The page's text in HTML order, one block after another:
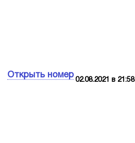
Открыть номер
02.08.2021 в 21:58